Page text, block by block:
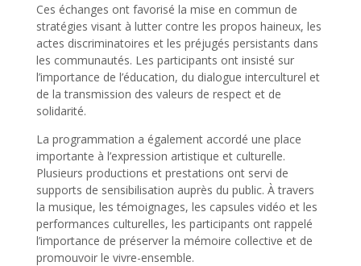
Ces échanges ont favorisé la mise en commun de
stratégies visant à lutter contre les propos haineux, les
actes discriminatoires et les préjugés persistants dans
les communautés. Les participants ont insisté sur
l’importance de l’éducation, du dialogue interculturel et
de la transmission des valeurs de respect et de
solidarité.
La programmation a également accordé une place
importante à l’expression artistique et culturelle.
Plusieurs productions et prestations ont servi de
supports de sensibilisation auprès du public. À travers
la musique, les témoignages, les capsules vidéo et les
performances culturelles, les participants ont rappelé
l’importance de préserver la mémoire collective et de
promouvoir le vivre-ensemble.